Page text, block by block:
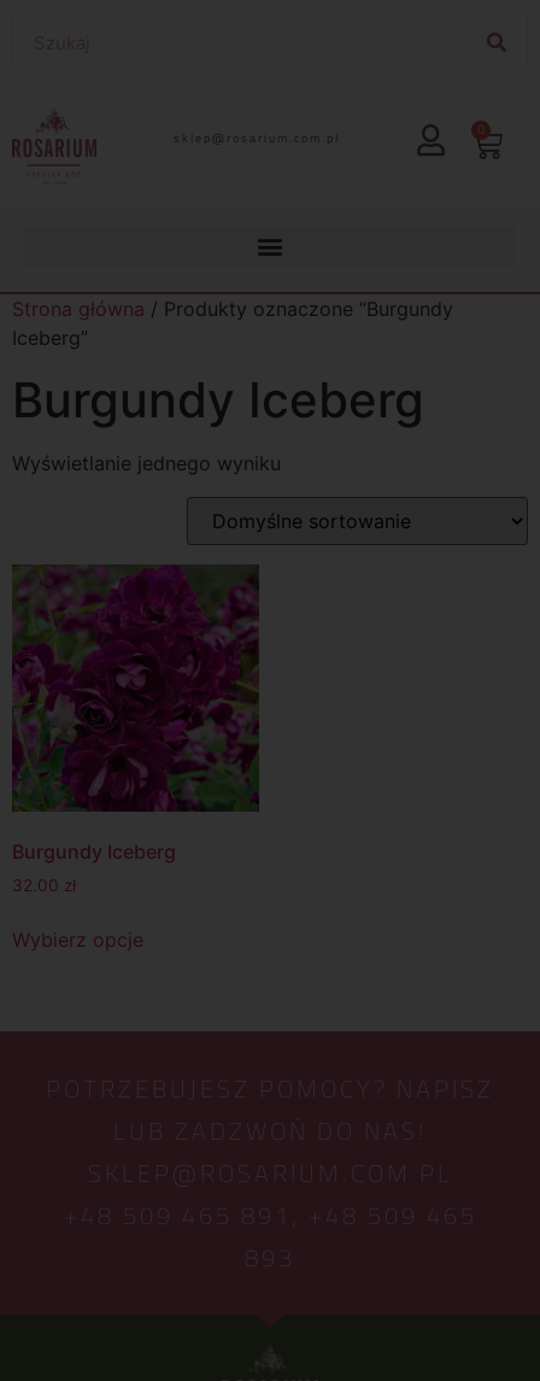
lp.moc.muirasor@pelks 0
Strona główna / Produkty oznaczone “Burgundy
Iceberg”
Burgundy Iceberg
Wyświetlanie jednego wyniku
Burgundy Iceberg
32.00 zł
Wybierz opcje
POTRZEBUJESZ POMOCY? NAPISZ
LUB ZADZWOŃ DO NAS!
SKLEP@ROSARIUM.COM.PL
+48 509 465 891,
+48 509 465
893